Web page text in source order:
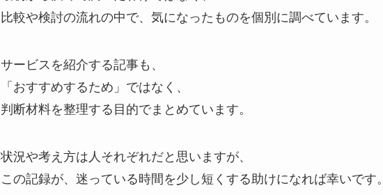
比較や検討の流れの中で、気になったものを個別に調べています。
サービスを紹介する記事も、
「おすすめするため」ではなく、
判断材料を整理する目的でまとめています。
状況や考え方は人それぞれだと思いますが、
この記録が、迷っている時間を少し短くする助けになれば幸いです。